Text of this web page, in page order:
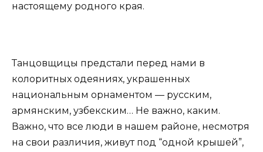
настоящему родного края.
Танцовщицы предстали перед нами в
колоритных одеяниях, украшенных
национальным орнаментом — русским,
армянским, узбекским… Не важно, каким.
Важно, что все люди в нашем районе, несмотря
на свои различия, живут под “одной крышей”,